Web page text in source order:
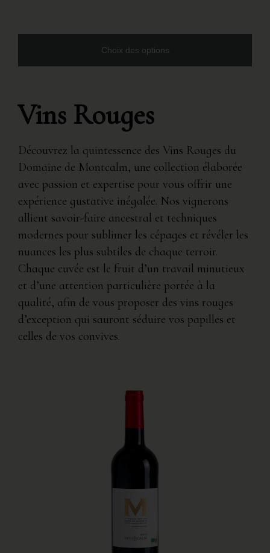
Choix des options
Vins Rouges
Découvrez la quintessence des Vins Rouges du
Domaine de Montcalm, une collection élaborée
avec passion et expertise pour vous offrir une
expérience gustative inégalée. Nos vignerons
allient savoir-faire ancestral et techniques
modernes pour sublimer les cépages et révéler les
nuances les plus subtiles de chaque terroir.
Chaque cuvée est le fruit d’un travail minutieux
et d’une attention particulière portée à la
qualité, afin de vous proposer des vins rouges
d’exception qui sauront séduire vos papilles et
celles de vos convives.